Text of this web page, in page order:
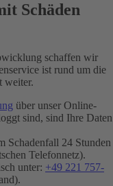
Schäden
schaffen wir
ist rund um die
weiter.
über unser Online-
sind, sind Ihre Daten
Schadenfall 24 Stunden
Telefonnetz).
unter: +49 221 757-